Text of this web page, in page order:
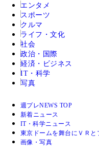
エンタメ
スポーツ
クルマ
ライフ・文化
社会
政治・国際
経済・ビジネス
IT・科学
写真
週プレNEWS TOP
新着ニュース
IT・科学ニュース
東京ドームを舞台にＶＲ
画像・写真